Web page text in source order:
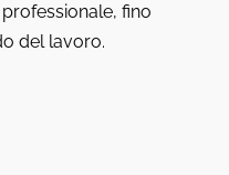
fino
del lavoro.